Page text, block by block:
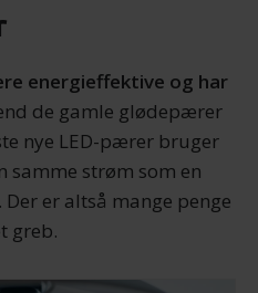
energieffektive og har
de gamle glødepærer
nye LED-pærer bruger
samme strøm som en
er altså mange penge
greb.